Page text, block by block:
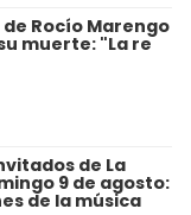
Rocío Marengo
muerte: "La re
de La
9 de agosto:
de la música